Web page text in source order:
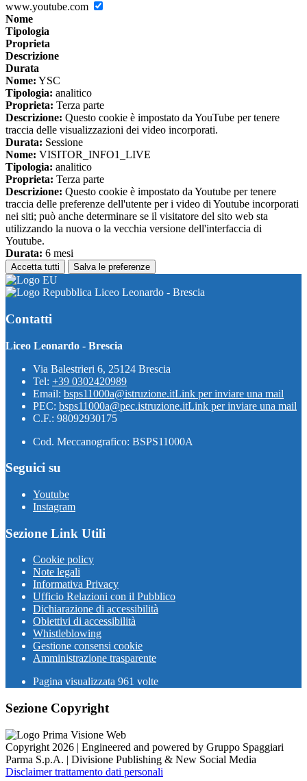
www.youtube.com
Nome
Tipologia
Proprieta
Descrizione
Durata
Nome: YSC
Tipologia: analitico
Proprieta: Terza parte
Descrizione: Questo cookie è impostato da YouTube per tenere
traccia delle visualizzazioni dei video incorporati.
Durata: Sessione
Nome: VISITOR_INFO1_LIVE
Tipologia: analitico
Proprieta: Terza parte
Descrizione: Questo cookie è impostato da Youtube per tenere
traccia delle preferenze dell'utente per i video di Youtube incorporati
nei siti; può anche determinare se il visitatore del sito web sta
utilizzando la nuova o la vecchia versione dell'interfaccia di
Youtube.
Durata: 6 mesi
Accetta tutti Salva le preferenze
Liceo Leonardo - Brescia
Contatti
Liceo Leonardo - Brescia
Via Balestrieri 6, 25124 Brescia
Tel: +39 0302420989
Email: bsps11000a@istruzione.itLink per inviare una mail
PEC: bsps11000a@pec.istruzione.itLink per inviare una mail
C.F.: 98092930175
Cod. Meccanografico: BSPS11000A
Seguici su
Youtube
Instagram
Sezione Link Utili
Cookie policy
Note legali
Informativa Privacy
Ufficio Relazioni con il Pubblico
Dichiarazione di accessibilità
Obiettivi di accessibilità
Whistleblowing
Gestione consensi cookie
Amministrazione trasparente
Pagina visualizzata 961 volte
Sezione Copyright
Copyright 2026 | Engineered and powered by Gruppo Spaggiari
Parma S.p.A. | Divisione Publishing & New Social Media
Disclaimer trattamento dati personali